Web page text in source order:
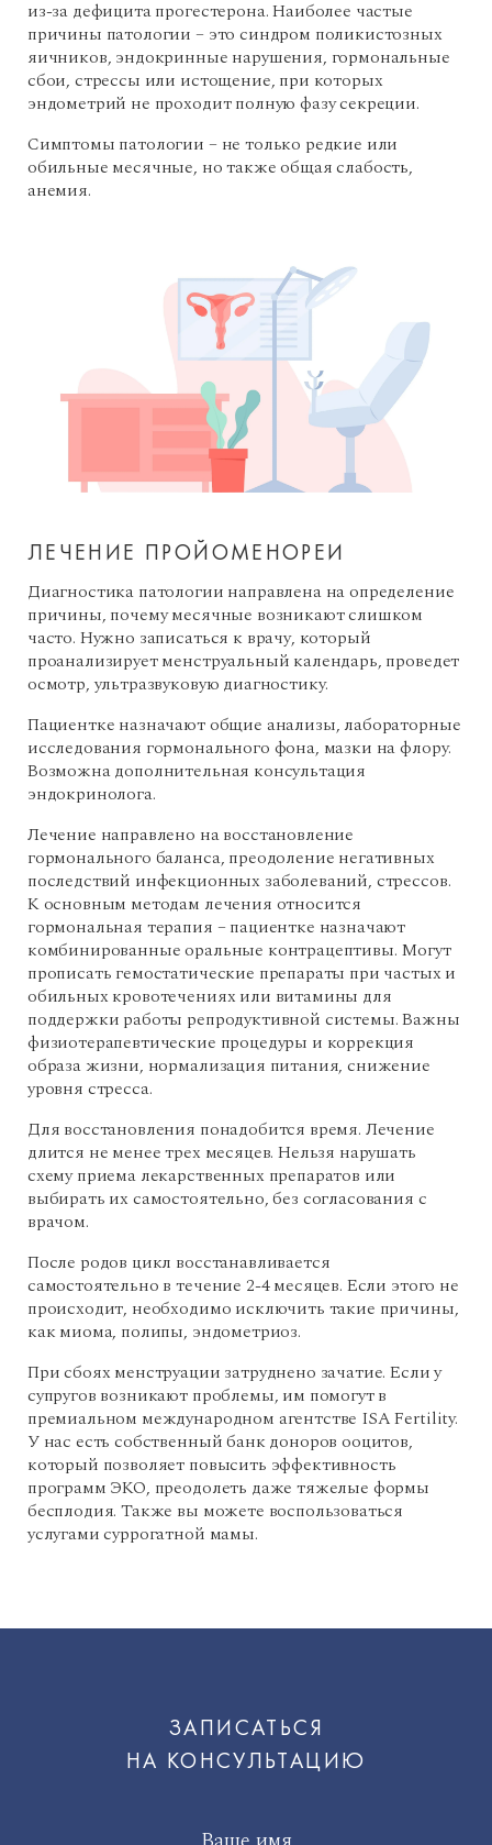
из-за дефицита прогестерона. Наиболее частые
причины патологии – это синдром поликистозных
яичников, эндокринные нарушения, гормональные
сбои, стрессы или истощение, при которых
эндометрий не проходит полную фазу секреции.
Симптомы патологии – не только редкие или
обильные месячные, но также общая слабость,
анемия.
ЛЕЧЕНИЕ ПРОЙОМЕНОРЕИ
Диагностика патологии направлена на определение
причины, почему месячные возникают слишком
часто. Нужно записаться к врачу, который
проанализирует менструальный календарь, проведет
осмотр, ультразвуковую диагностику.
Пациентке назначают общие анализы, лабораторные
исследования гормонального фона, мазки на флору.
Возможна дополнительная консультация
эндокринолога.
Лечение направлено на восстановление
гормонального баланса, преодоление негативных
последствий инфекционных заболеваний, стрессов.
К основным методам лечения относится
гормональная терапия – пациентке назначают
комбинированные оральные контрацептивы. Могут
прописать гемостатические препараты при частых и
обильных кровотечениях или витамины для
поддержки работы репродуктивной системы. Важны
физиотерапевтические процедуры и коррекция
образа жизни, нормализация питания, снижение
уровня стресса.
Для восстановления понадобится время. Лечение
длится не менее трех месяцев. Нельзя нарушать
схему приема лекарственных препаратов или
выбирать их самостоятельно, без согласования с
врачом.
После родов цикл восстанавливается
самостоятельно в течение 2-4 месяцев. Если этого не
происходит, необходимо исключить такие причины,
как миома, полипы, эндометриоз.
При сбоях менструации затруднено зачатие. Если у
супругов возникают проблемы, им помогут в
премиальном международном агентстве ISA Fertility.
У нас есть собственный банк доноров ооцитов,
который позволяет повысить эффективность
программ ЭКО, преодолеть даже тяжелые формы
бесплодия. Также вы можете воспользоваться
услугами суррогатной мамы.
ЗАПИСАТЬСЯ
НА КОНСУЛЬТАЦИЮ